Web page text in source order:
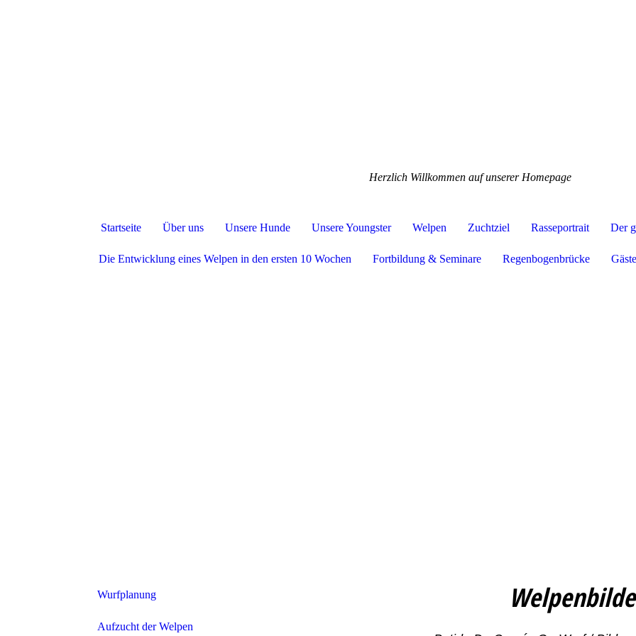
Herzlich Willkommen auf unserer Homepage
Startseite Über uns Unsere Hunde Unsere Youngster Welpen Zuchtziel Rasseportrait Der
Die Entwicklung eines Welpen in den ersten 10 Wochen Fortbildung & Seminare Regenbogenbrücke
Wurfplanung
Aufzucht der Welpen